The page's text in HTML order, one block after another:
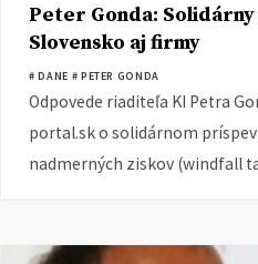
Peter Gonda:
Slovensko aj firmy
# DANE # PETER GONDA
Odpovede riaditeľa KI Petra
portal.sk o solidárnom
nadmerných ziskov (windfall